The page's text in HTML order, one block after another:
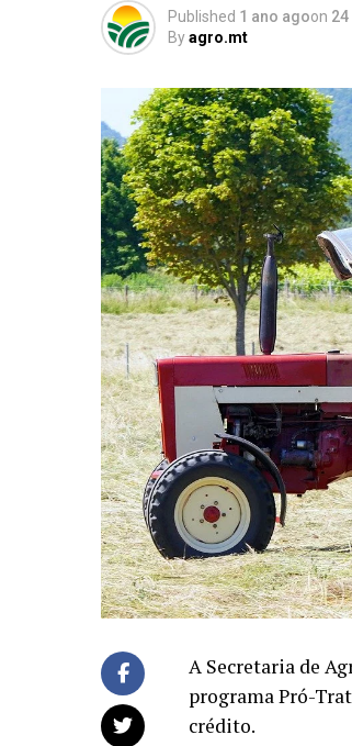
Published 1 ano agoon
Byagro.mt
A Secretaria de
programa Pró-
crédito.